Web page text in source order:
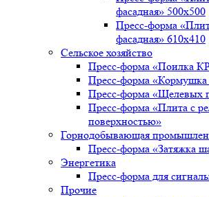
фасадная» 500х500
Пресс-форма
фасадная» 610х410
Сельское хозяйство
Пресс-форма «Поилка
Пресс-форма
Пресс-форма «Щелевых
Пресс-форма «Плита с
поверхностью»
Горнодобывающая
Пресс-форма «Затяжка
Энергетика
Пресс-форма для
Прочие